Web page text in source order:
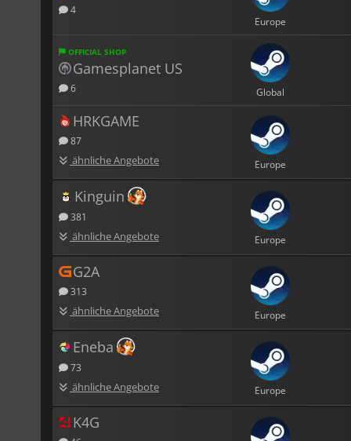
4
Europe
OFFICIAL SHOP
Gamesplanet US
6 Global
HRKGAME
87
ähnliche Angebote Europe
Kinguin
381
ähnliche Angebote Europe
G2A
313
ähnliche Angebote Europe
Eneba
73
ähnliche Angebote Europe
K4G